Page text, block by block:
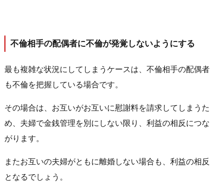
不倫相手の配偶者に不倫が発覚しないようにする
最も複雑な状況にしてしまうケースは、不倫相手の配偶者
も不倫を把握している場合です。
その場合は、お互いがお互いに慰謝料を請求してしまうた
め、夫婦で金銭管理を別にしない限り、利益の相反につな
がります。
またお互いの夫婦がともに離婚しない場合も、利益の相反
となるでしょう。